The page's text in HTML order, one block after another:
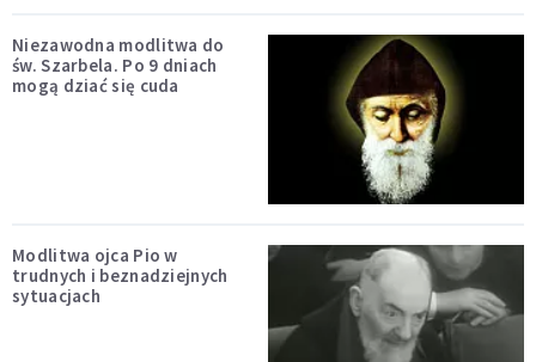
Niezawodna modlitwa do
św. Szarbela. Po 9 dniach
mogą dziać się cuda
Modlitwa ojca Pio w
trudnych i beznadziejnych
sytuacjach